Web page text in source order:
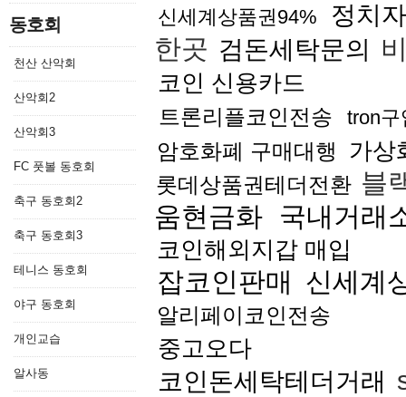
동호회
천산 산악회
산악회2
산악회3
FC 풋볼 동호회
축구 동호회2
축구 동호회3
테니스 동호회
야구 동호회
개인교습
알사동
신세계상품권94% 정치
한곳 검돈세탁문의
코인 신용카드
트론리플코인전송 tron구
암호화폐 구매대행 가상
롯데상품권테더전환 블
움현금화
국내거래
코인해외지갑 매입
잡코인판매 신세계
알리페이코인전송
중고오다
코인돈세탁테더거래